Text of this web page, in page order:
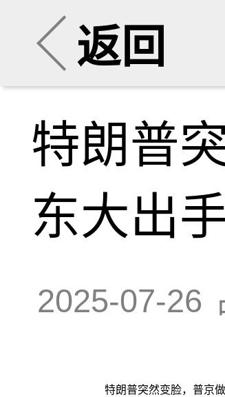
返回
特朗普
东大出
2025-07-26
特朗普突然变脸，普京